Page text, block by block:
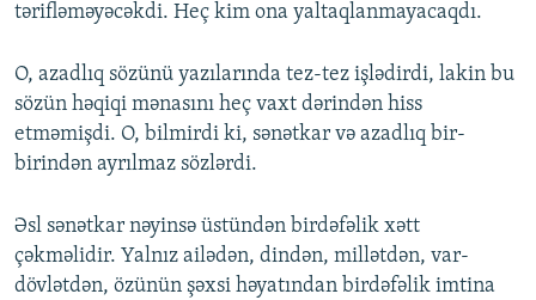
tərifləməyəcəkdi. Heç kim ona yaltaqlanmayacaqdı.
O, azadlıq sözünü yazılarında tez-tez işlədirdi, lakin bu
sözün həqiqi mənasını heç vaxt dərindən hiss
etməmişdi. O, bilmirdi ki, sənətkar və azadlıq bir-
birindən ayrılmaz sözlərdi.
Əsl sənətkar nəyinsə üstündən birdəfəlik xətt
çəkməlidir. Yalnız ailədən, dindən, millətdən, var-
dövlətdən, özünün şəxsi həyatından birdəfəlik imtina